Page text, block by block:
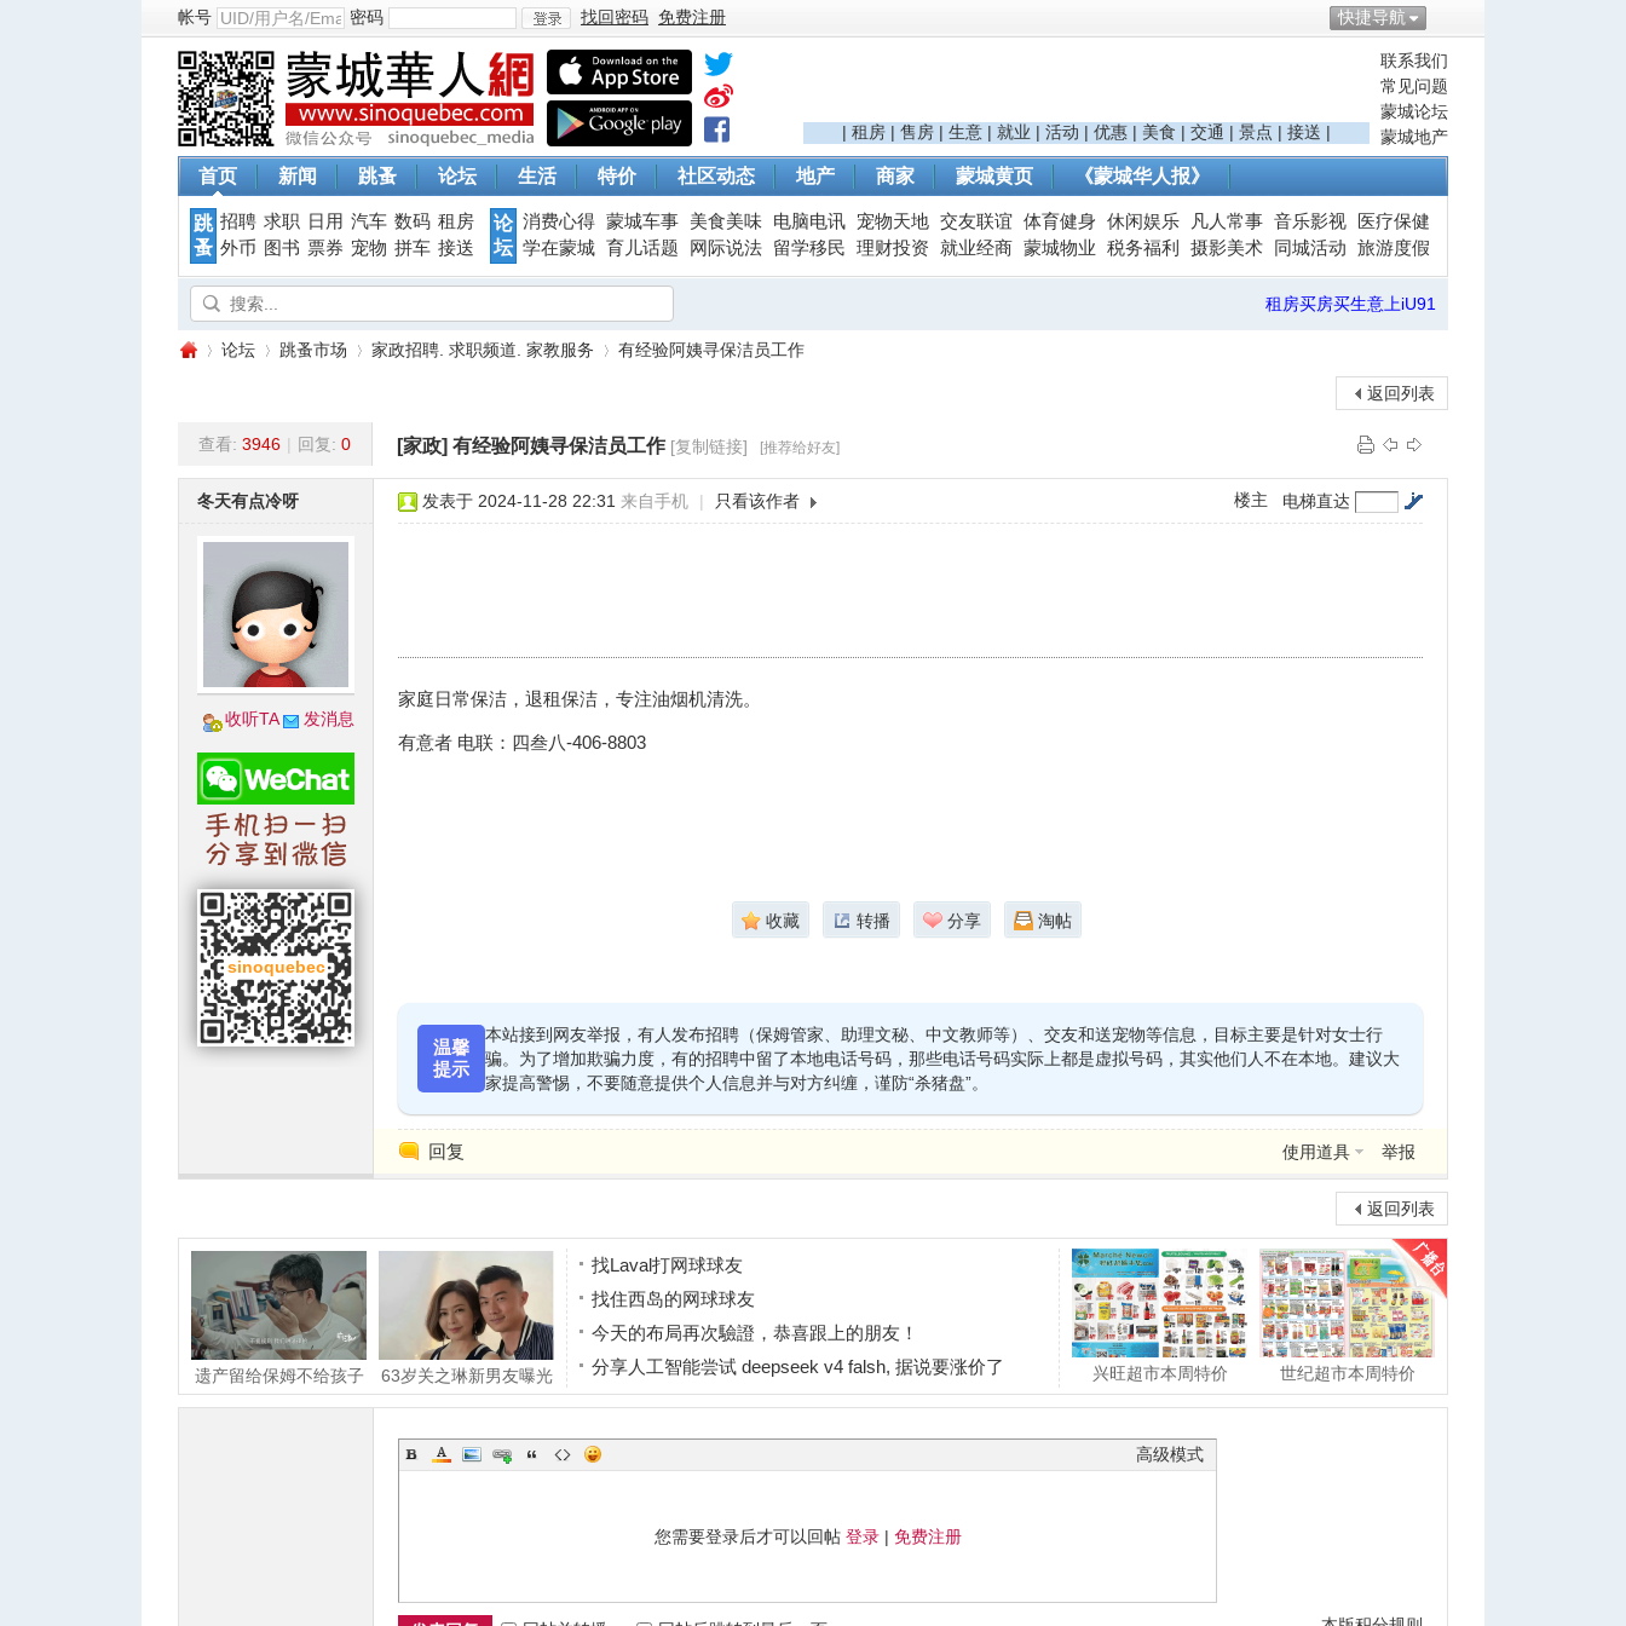
快捷导航
帐号 密码
登
找回密码 免费注册
联系我们
常见问题
蒙城论坛
蒙城地产
| 租房 | 售房 | 生意 | 就业 | 活动 | 优惠 | 美食 | 交通 | 景点 | 接送 |
首页 新闻 跳蚤 论坛 生活 特价 社区动态 地产 商家 蒙城黄页 《蒙城华人报》
跳
蚤
招聘 求职 日用 汽车 数码 租房
外币
图书 票券 宠物 拼车 接送
论
坛
消费心得 蒙城车事 美食美味 电脑电讯 宠物天地 交友联谊 体育健身 休闲娱乐 凡人常事 音乐影视
医疗保健
学在蒙城 育儿话题 网际说法 留学移民 理财投资 就业经商 蒙城物业 税务福利 摄影美术 同城活动 旅游度假
租房买房买生意上iU91
人
»
论坛
›
跳蚤市场
›
家政招聘. 求职频道. 家教服务
›
有经验阿姨寻保洁员工作
返回列表
查看: 3946 | 回复: 0 [家政] 有经验阿姨寻保洁员工作 [复制链接] [推荐给好友]
冬天有点冷呀
收听TA 发消息
电梯直达
楼主
发表于 2024-11-28 22:31 来自手机 | 只看该作者
家庭日常保洁，退租保洁，专注油烟机清洗。
有意者 电联：四叁八-406-8803
收藏 转播 分享 淘帖
温馨
提示
本站接到网友举报，有人发布招聘（保姆管家、助理文秘、中文教师等）、交友和送宠物等信息，目标主要是针对女士行
骗。为了增加欺骗力度，有的招聘中留了本地电话号码，那些电话号码实际上都是虚拟号码，其实他们人不在本地。建议大
家提高警惕，不要随意提供个人信息并与对方纠缠，谨防“杀猪盘”。
回复 使用道具 举报
返回列表
遗产留给保姆不给孩子
他们拍下上海老人最
63岁关之琳新男友曝光
27岁职业男模！恋情
找Laval打网球球友
找住西岛的网球球友
今天的布局再次驗證，恭喜跟上的朋友！
分享人工智能尝试 deepseek v4 falsh, 据说要涨价了
今天终于等到机会，又吃到一波短线利润！
兴旺超市本周特价 世纪超市本周特价
高级模式
您需要登录后才可以回帖 登录| 免费注册